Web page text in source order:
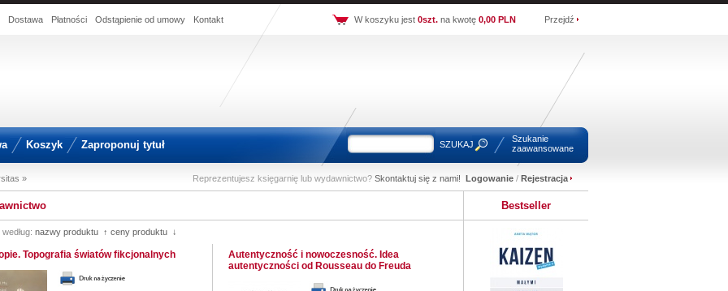
Dostawa Płatności Odstąpienie od umowy Kontakt Przejdź
W koszyku jest 0szt. na kwotę 0,00 PLN
Koszyk Zaproponuj tytuł
Szukanie
zaawansowane
SZUKAJ
» Reprezentujesz księgarnię lub wydawnictwo? Skontaktuj się z nami! Logowanie / Rejestracja
nazwy produktu ↑ ceny produktu ↓
Topografia światów fikcjonalnych
Autentyczność i nowoczesność. Idea
autentyczności od Rousseau do Freuda
Bestseller